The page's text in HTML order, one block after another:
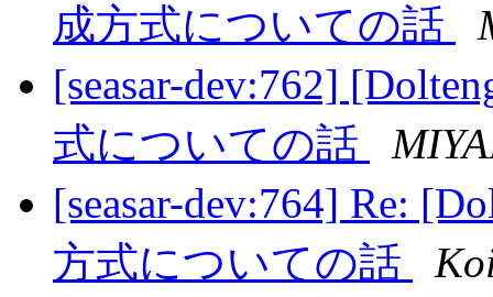
成方式についての話
[seasar-dev:762]
式についての話
[seasar-dev:764] Re:
方式についての話